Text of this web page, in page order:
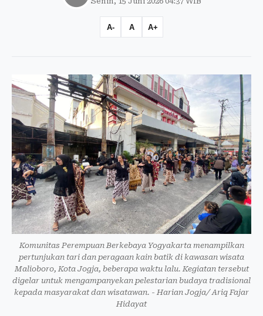
A- A A+
Komunitas Perempuan Berkebaya Yogyakarta menampilkan
pertunjukan tari dan peragaan kain batik di kawasan wisata
Malioboro, Kota Jogja, beberapa waktu lalu. Kegiatan tersebut
digelar untuk mengampanyekan pelestarian budaya tradisional
kepada masyarakat dan wisatawan. - Harian Jogja/ Ariq Fajar
Hidayat